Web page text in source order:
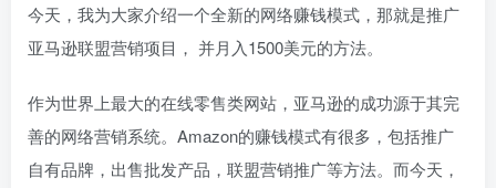
今天，我为大家介绍一个全新的网络赚钱模式，那就是推广
亚马逊联盟营销项目， 并月入1500美元的方法。
作为世界上最大的在线零售类网站，亚马逊的成功源于其完
善的网络营销系统。Amazon的赚钱模式有很多，包括推广
自有品牌，出售批发产品，联盟营销推广等方法。而今天，